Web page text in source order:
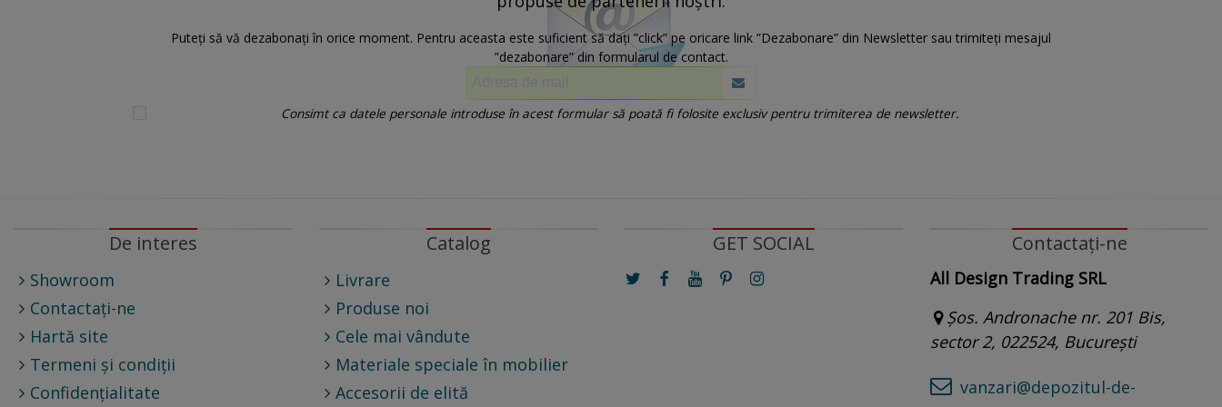
Puteți să vă dezabonați în orice moment. Pentru aceasta este suficient să dați ”click” pe oricare link ”Dezabonare” din Newsletter sau trimiteți mesajul
”dezabonare” din formularul de contact.
Consimt ca datele personale introduse în acest formular să poată fi folosite exclusiv pentru trimiterea de newsletter.
De interes
Showroom
Contactați-ne
Hartă site
Termeni și condiții
Confidențialitate
Catalog
Livrare
Produse noi
Cele mai vândute
Materiale speciale în mobilier
Accesorii de elită
GET SOCIAL Contactați-ne
All Design Trading SRL
Șos. Andronache nr. 201 Bis,
sector 2, 022524, București
vanzari@depozitul-de-